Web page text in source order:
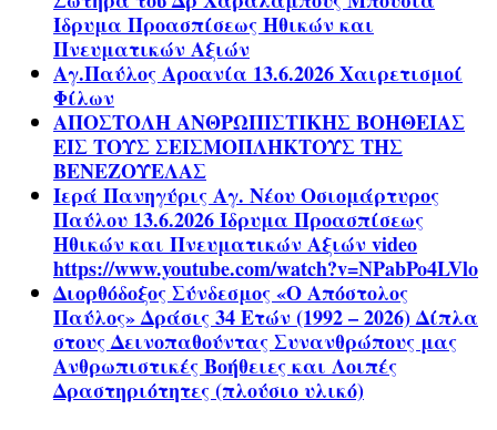
Ίδρυμα Προασπίσεως Ηθικών και
Πνευματικών Αξιών
Αγ.Παύλος Αροανία 13.6.2026 Χαιρετισμοί
Φίλων
ΑΠΟΣΤΟΛΗ ΑΝΘΡΩΠΙΣΤΙΚΗΣ ΒΟΗΘΕΙΑΣ
ΕΙΣ ΤΟΥΣ ΣΕΙΣΜΟΠΛΗΚΤΟΥΣ ΤΗΣ
ΒΕΝΕΖΟΥΕΛΑΣ
Ιερά Πανηγύρις Αγ. Νέου Οσιομάρτυρος
Παύλου 13.6.2026 Ίδρυμα Προασπίσεως
Ηθικών και Πνευματικών Αξιών video
https://www.youtube.com/watch?v=NPabPo4LVlo
Διορθόδοξος Σύνδεσμος «Ο Απόστολος
Παύλος» Δράσις 34 Ετών (1992 – 2026) Δίπλα
στους Δεινοπαθούντας Συνανθρώπους μας
Ανθρωπιστικές Βοήθειες και Λοιπές
Δραστηριότητες (πλούσιο υλικό)